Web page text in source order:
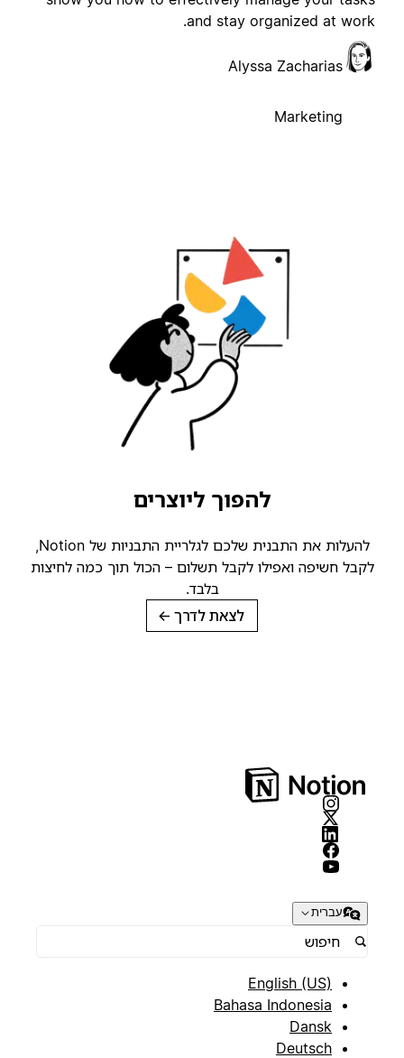
and stay organized at
Alyssa Zacharias
Marketing
להפוך ליוצרים
להעלות את התבנית שלכם לגלריית התבניות של Notion,
לקבל חשיפה ואפילו לקבל תשלום – הכול תוך כמה לחיצות
בלבד.
לצאת לדרך→
עברית
English (US)
Bahasa Indonesia
Dansk
Deutsch